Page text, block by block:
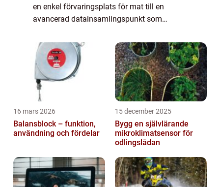
en enkel förvaringsplats för mat till en
avancerad datainsamlingspunkt som
glänsan...
16 mars 2026
Balansblock – funktion,
användning och fördelar
15 december 2025
Bygg en självlärande
mikroklimatsensor för
odlingslådan